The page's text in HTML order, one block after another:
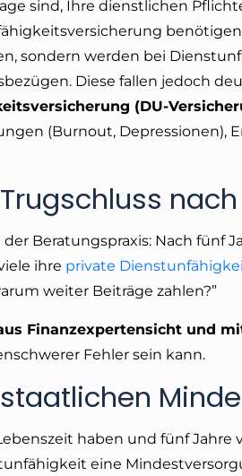
sind, Ihre dienstlichen
sondern werden bei
Diese fallen jedoch
(DU-
(Burnout, Depressionen),
Beratungspraxis: Nach fünf
ihre private
weiter Beiträge zahlen?”
Finanzexpertensicht und
Fehler sein kann.
haben und fünf Jahre
eine